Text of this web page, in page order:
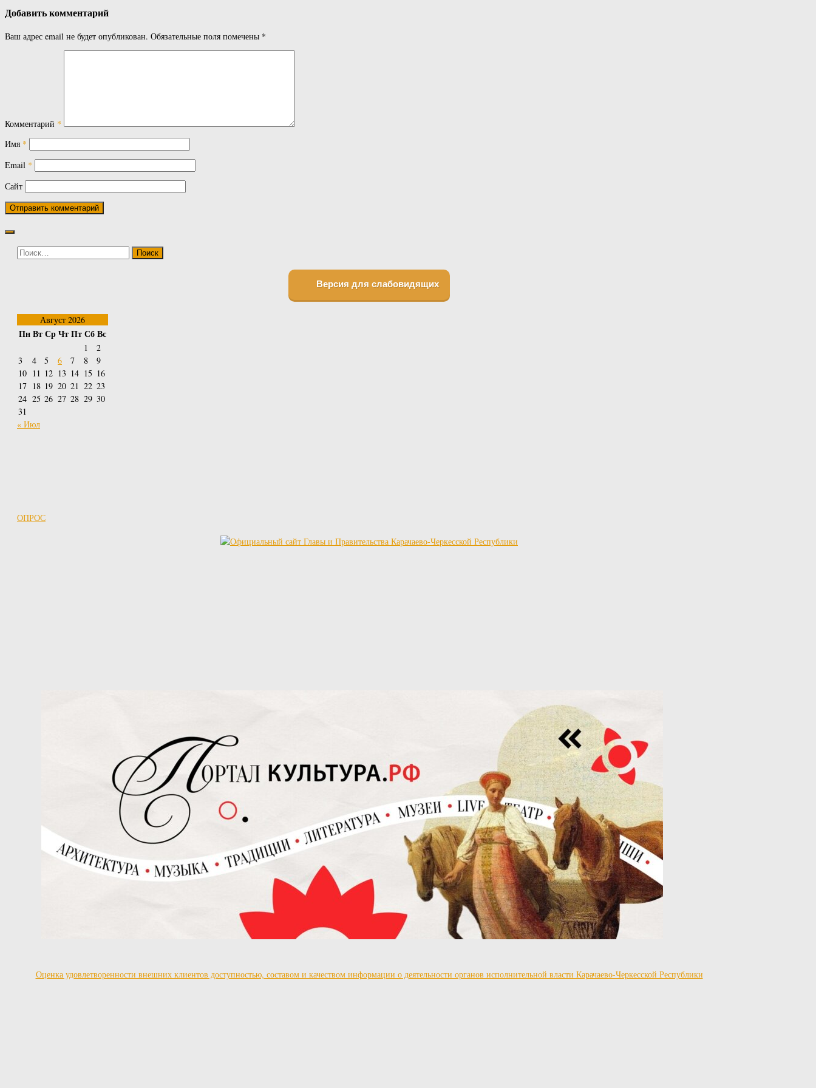
Добавить комментарий
Ваш адрес email не будет опубликован. Обязательные поля помечены *
Комментарий *
Имя *
Email *
Сайт
Найти:
Версия для слабовидящих
Август 2026
ПнВтСрЧтПтСбВс
1
2
3
4 5 6 7 8
9
10 11 12 13 14 15 16
17 18 19 20 21 22 23
24 25 26 27 28 29 30
31
« Июл
ОПРОС
Оценка удовлетворенности внешних клиентов доступностью, составом и качеством информации о деятельности органов исполнительной власти Карачаево-Черкесской Республики